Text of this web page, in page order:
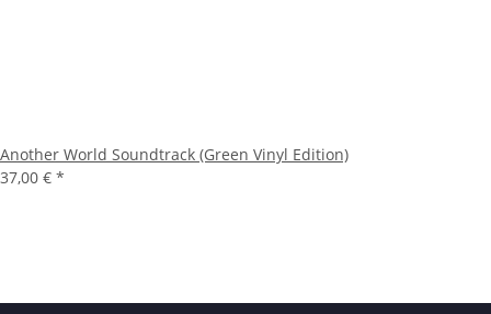
Another World Soundtrack (Green Vinyl Edition)
37,00 € *